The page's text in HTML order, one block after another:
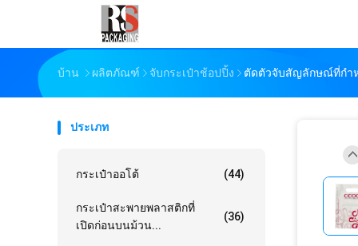
บ้าน ผลิตภัณฑ์ จับกระเป๋าช้อปปิ้ง ตัดตัวจับสัญลักษณ์ที่กําห
ประเภท
กระเป๋าออโต้ (44)
กระเป๋าสะพายพลาสติกที่
เปิดก่อนบนม้วน...
(36)